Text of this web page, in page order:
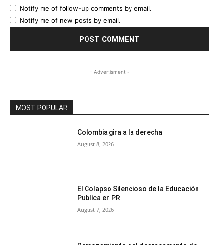
Notify me of follow-up comments by email.
Notify me of new posts by email.
- Advertisment -
MOST POPULAR
Colombia gira a la derecha
August 8, 2026
El Colapso Silencioso de la Educación
Publica en PR
August 7, 2026